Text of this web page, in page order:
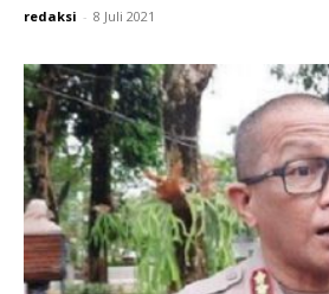
redaksi - 8 Juli 2021